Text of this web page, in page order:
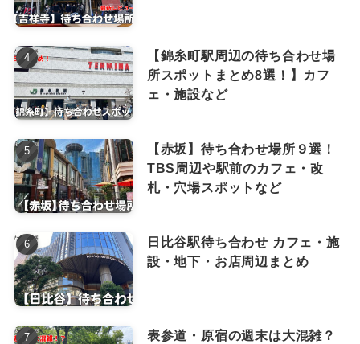
【錦糸町駅周辺の待ち合わせ場
所スポットまとめ8選！】カフ
ェ・施設など
【赤坂】待ち合わせ場所９選！
TBS周辺や駅前のカフェ・改
札・穴場スポットなど
日比谷駅待ち合わせ カフェ・施
設・地下・お店周辺まとめ
表参道・原宿の週末は大混雑？